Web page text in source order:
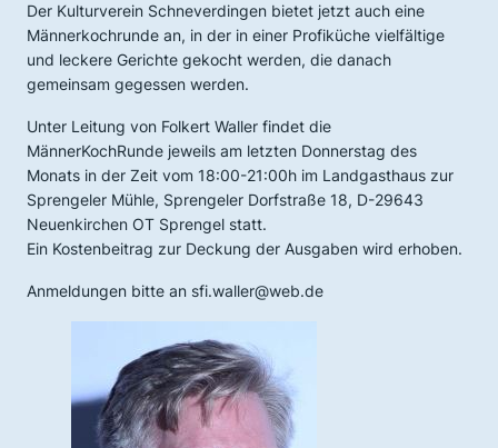
Der Kulturverein Schneverdingen bietet jetzt auch eine
Männerkochrunde an, in der in einer Profiküche vielfältige
und leckere Gerichte gekocht werden, die danach
gemeinsam gegessen werden.
Unter Leitung von Folkert Waller findet die
MännerKochRunde jeweils am letzten Donnerstag des
Monats in der Zeit vom 18:00-21:00h im Landgasthaus zur
Sprengeler Mühle, Sprengeler Dorfstraße 18, D-29643
Neuenkirchen OT Sprengel statt.
Ein Kostenbeitrag zur Deckung der Ausgaben wird erhoben.
Anmeldungen bitte an sfi.waller@web.de